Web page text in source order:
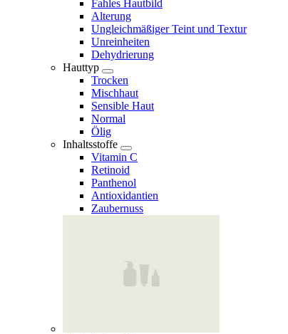
Fahles Hautbild
Alterung
Ungleichmäßiger Teint und Textur
Unreinheiten
Dehydrierung
Hauttyp
Trocken
Mischhaut
Sensible Haut
Normal
Ölig
Inhaltsstoffe
Vitamin C
Retinoid
Panthenol
Antioxidantien
Zaubernuss